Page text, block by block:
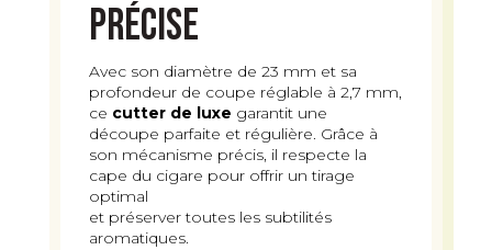
précise
Avec son diamètre de 23 mm et sa
profondeur de coupe réglable à 2,7 mm,
ce cutter de luxe garantit une
découpe parfaite et régulière. Grâce à
son mécanisme précis, il respecte la
cape du cigare pour offrir un tirage
optimal
et préserver toutes les subtilités
aromatiques.